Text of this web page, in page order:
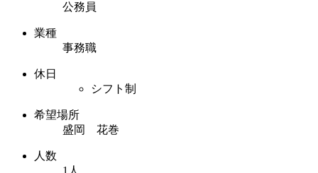
公務員
業種
事務職
休日
シフト制
希望場所
盛岡 花巻
人数